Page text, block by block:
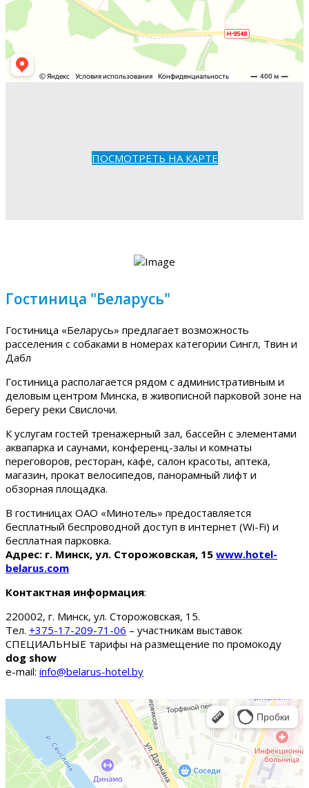
ПОСМОТРЕТЬ НА КАРТЕ
Гостиница "Беларусь"
Гостиница «Беларусь» предлагает возможность
расселения с собаками в номерах категории Сингл, Твин и
Дабл
Гостиница располагается рядом с административным и
деловым центром Минска, в живописной парковой зоне на
берегу реки Свислочи.
К услугам гостей тренажерный зал, бассейн с элементами
аквапарка и саунами, конференц-залы и комнаты
переговоров, ресторан, кафе, салон красоты, аптека,
магазин, прокат велосипедов, панорамный лифт и
обзорная площадка.
В гостиницах ОАО «Минотель» предоставляется
бесплатный беспроводной доступ в интернет (Wi-Fi) и
бесплатная парковка.
Адрес: г. Минск, ул. Сторожовская, 15 www.hotel-
belarus.com
Контактная информация:
220002, г. Минск, ул. Сторожовская, 15.
Тел. +375-17-209-71-06 – участникам выставок
СПЕЦИАЛЬНЫЕ тарифы на размещение по промокоду
dog show
e-mail: info@belarus-hotel.by